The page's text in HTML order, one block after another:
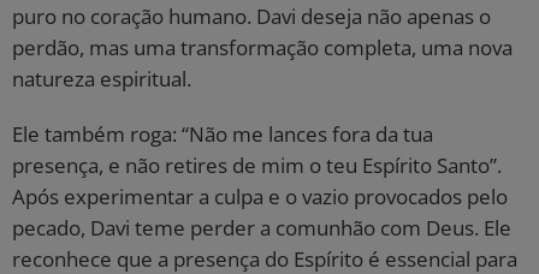
puro no coração humano. Davi deseja não apenas o
perdão, mas uma transformação completa, uma nova
natureza espiritual.
Ele também roga: “Não me lances fora da tua
presença, e não retires de mim o teu Espírito Santo”.
Após experimentar a culpa e o vazio provocados pelo
pecado, Davi teme perder a comunhão com Deus. Ele
reconhece que a presença do Espírito é essencial para